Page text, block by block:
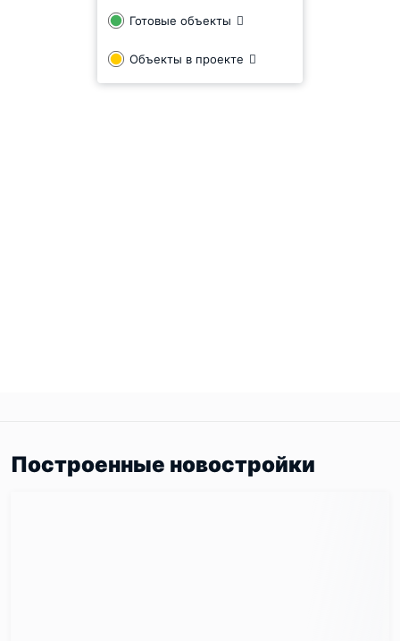
медицинский центр.
Готовые объекты
Объекты в проекте
Построенные новостройки